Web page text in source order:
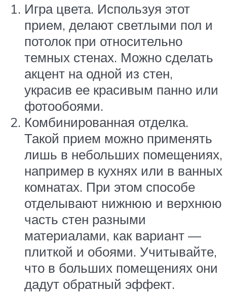
Игра цвета. Используя этот
прием, делают светлыми пол и
потолок при относительно
темных стенах. Можно сделать
акцент на одной из стен,
украсив ее красивым панно или
фотообоями.
Комбинированная отделка.
Такой прием можно применять
лишь в небольших помещениях,
например в кухнях или в ванных
комнатах. При этом способе
отделывают нижнюю и верхнюю
часть стен разными
материалами, как вариант —
плиткой и обоями. Учитывайте,
что в больших помещениях они
дадут обратный эффект.